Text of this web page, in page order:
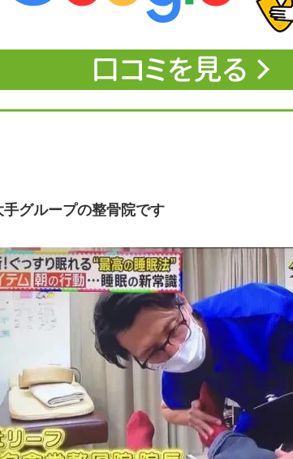
グループの整骨院です